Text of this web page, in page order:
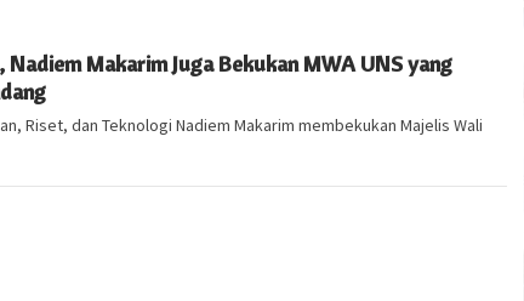
Makarim Juga Bekukan MWA UNS yang
Riset, dan Teknologi Nadiem Makarim membekukan Majelis Wali